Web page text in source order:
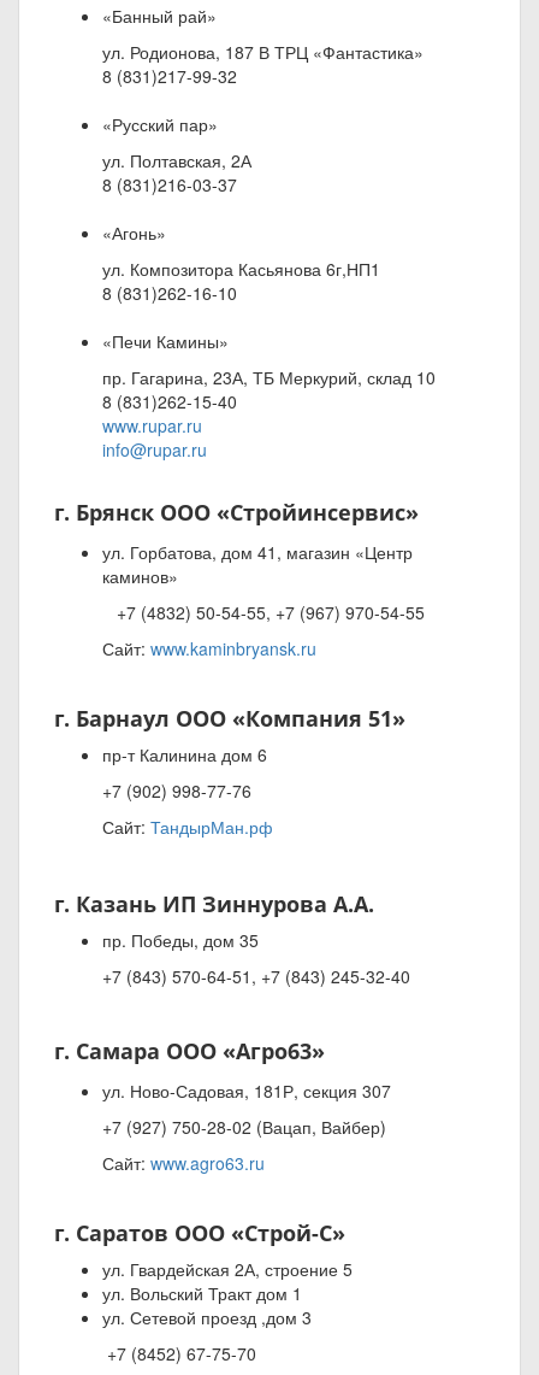
«Банный рай»
ул. Родионова, 187 В ТРЦ «Фантастика»
8 (831)217-99-32
«Русский пар»
ул. Полтавская, 2А
8 (831)216-03-37
«Агонь»
ул. Композитора Касьянова 6г,НП1
8 (831)262-16-10
«Печи Камины»
пр. Гагарина, 23А, ТБ Меркурий, склад 10
8 (831)262-15-40
www.rupar.ru
info@rupar.ru
г. Брянск ООО «Стройинсервис»
ул. Горбатова, дом 41, магазин «Центр
каминов»
+7 (4832) 50-54-55, +7 (967) 970-54-55
Сайт: www.kaminbryansk.ru
г. Барнаул ООО «Компания 51»
пр-т Калинина дом 6
+7 (902) 998-77-76
Сайт: ТандырМан.рф
г. Казань ИП Зиннурова А.А.
пр. Победы, дом 35
+7 (843) 570-64-51, +7 (843) 245-32-40
г. Самара ООО «Агро63»
ул. Ново-Садовая, 181Р, секция 307
+7 (927) 750-28-02 (Вацап, Вайбер)
Сайт: www.agro63.ru
г. Саратов ООО «Строй-С»
ул. Гвардейская 2А, строение 5
ул. Вольский Тракт дом 1
ул. Сетевой проезд ,дом 3
+7 (8452) 67-75-70